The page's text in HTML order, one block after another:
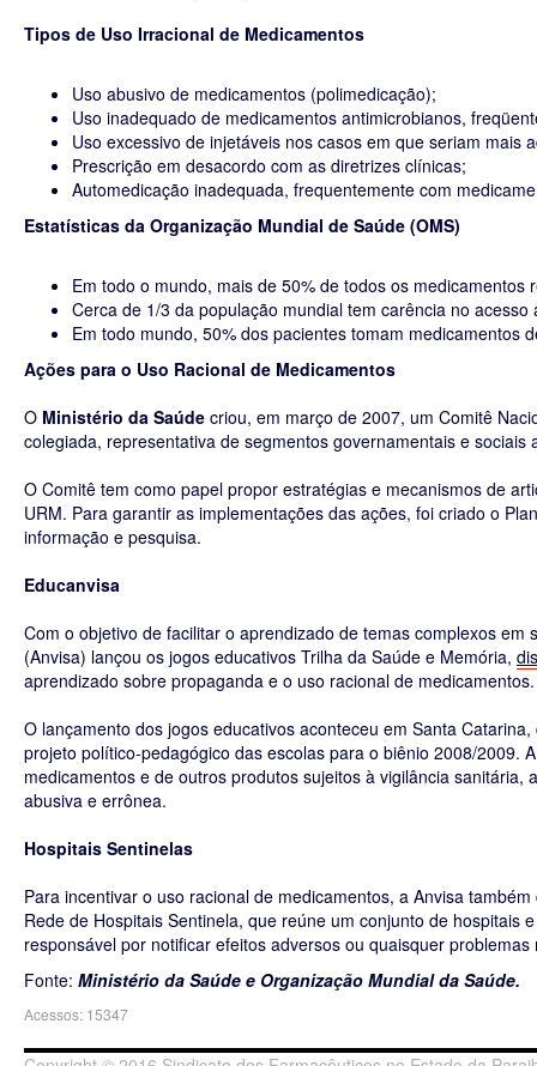
Tipos de Uso Irracional de Medicamentos
Uso abusivo de medicamentos (polimedicação);
Uso inadequado de medicamentos antimicrobianos,
Uso excessivo de injetáveis nos casos em que seriam mais
Prescrição em desacordo com as diretrizes clínicas;
Automedicação inadequada, frequentemente com
Estatísticas da Organização Mundial de Saúde (OMS)
Em todo o mundo, mais de 50% de todos os
Cerca de 1/3 da população mundial tem carência no
Em todo mundo, 50% dos pacientes tomam medicamentos
Ações para o Uso Racional de Medicamentos
O Ministério da Saúde criou, em março de 2007, um Comitê
colegiada, representativa de segmentos governamentais e
O Comitê tem como papel propor estratégias e mecanismos de
URM. Para garantir as implementações das ações, foi criado o
informação e pesquisa.
Educanvisa
Com o objetivo de facilitar o aprendizado de temas complexos
(Anvisa) lançou os jogos educativos Trilha da Saúde e Memória,
aprendizado sobre propaganda e o uso racional de
O lançamento dos jogos educativos aconteceu em Santa
projeto político-pedagógico das escolas para o biênio 2008/2009.
medicamentos e de outros produtos sujeitos à vigilância
abusiva e errônea.
Hospitais Sentinelas
Para incentivar o uso racional de medicamentos, a Anvisa
Rede de Hospitais Sentinela, que reúne um conjunto de
responsável por notificar efeitos adversos ou quaisquer
Fonte: Ministério da Saúde e Organização Mundial da Saúde.
Acessos: 15347